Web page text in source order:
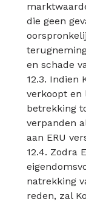
die geen
en schade
12.3. Indien
verkoopt en
betrekking
verpanden
aan ERU
12.4. Zodra
natrekking
reden, zal